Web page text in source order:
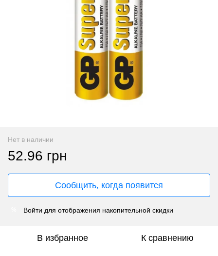
Нет в наличии
52.96 грн
Сообщить, когда появится
Войти для отображения накопительной скидки
В избранное К сравнению